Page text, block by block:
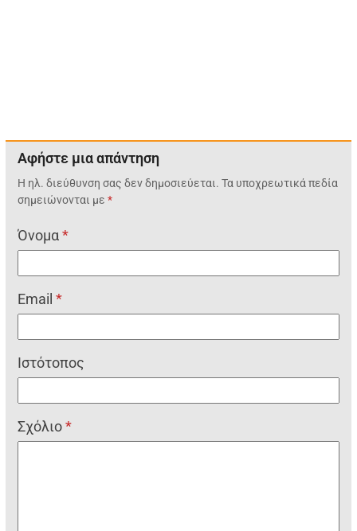
Αφήστε μια απάντηση
Η ηλ. διεύθυνση σας δεν δημοσιεύεται. Τα υποχρεωτικά πεδία
σημειώνονται με*
Όνομα*
Email*
Ιστότοπος
Σχόλιο*